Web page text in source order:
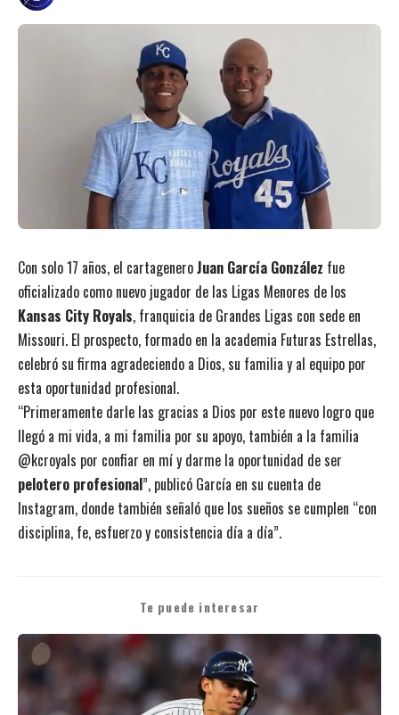
Con solo 17 años, el cartageneroJuan García González fue
oficializado como nuevo jugador de las Ligas Menores de los
Kansas City Royals, franquicia de Grandes Ligas con sede en
Missouri. El prospecto, formado en la academia Futuras Estrellas,
celebró su firma agradeciendo a Dios, su familia y al equipo por
esta oportunidad profesional.
“Primeramente darle las gracias a Dios por este nuevo logro que
llegó a mi vida, a mi familia por su apoyo, también a la familia
@kcroyals por confiar en mí y darme la oportunidad de ser
pelotero profesional”, publicó García en su cuenta de
Instagram, donde también señaló que los sueños se cumplen “con
disciplina, fe, esfuerzo y consistencia día a día”.
Te puede interesar